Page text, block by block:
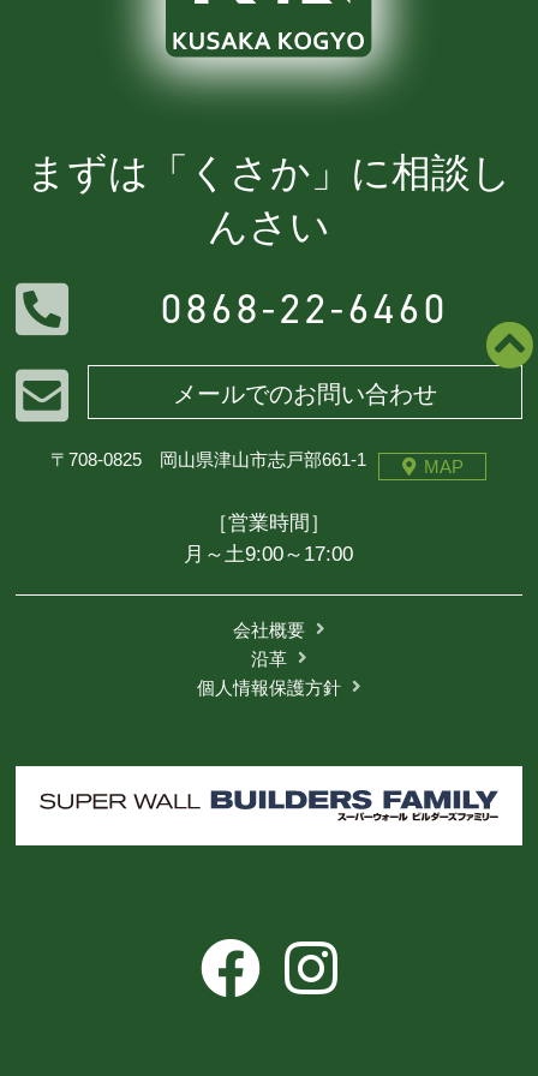
まずは「くさか」に相談し
んさい
0868-22-6460
メールでのお問い合わせ
〒708-0825 岡山県津山市志戸部661-1 MAP
［営業時間］
月～土9:00～17:00
会社概要
沿革
個人情報保護方針